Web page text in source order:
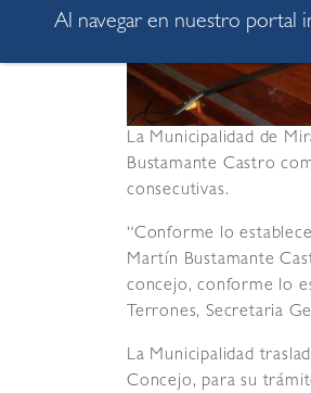
La Municipalidad de
Bustamante Castro
consecutivas.
“Conforme lo
Martín Bustamante
concejo, conforme lo
Terrones, Secretaria
La Municipalidad
Concejo, para su
Al navegar en nuestro portal